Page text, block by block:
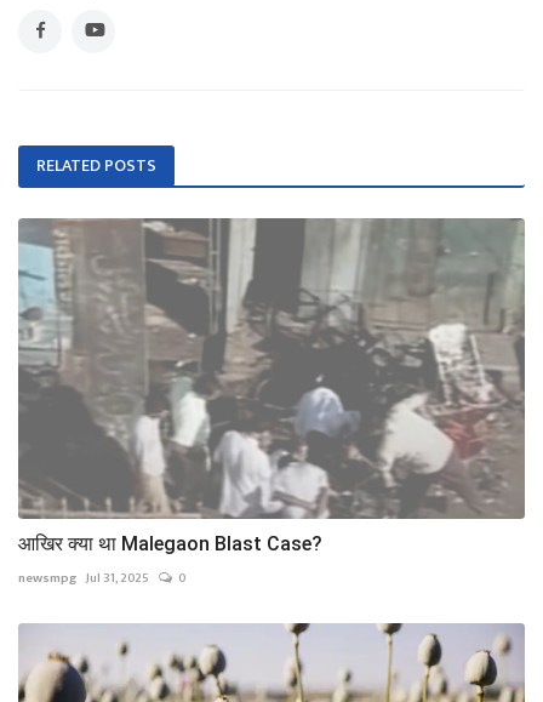
RELATED POSTS
आखिर क्या था Malegaon Blast Case?
newsmpg Jul 31, 2025 0